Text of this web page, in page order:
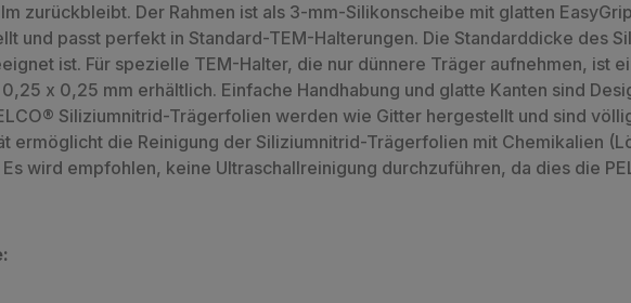
zurückbleibt. Der Rahmen ist als 3-mm-Silikonscheibe mit glatten
und passt perfekt in Standard-TEM-Halterungen. Die Standarddicke des
ist. Für spezielle TEM-Halter, die nur dünnere Träger aufnehmen, ist
x 0,25 mm erhältlich. Einfache Handhabung und glatte Kanten sind
Siliziumnitrid-Trägerfolien werden wie Gitter hergestellt und sind
ermöglicht die Reinigung der Siliziumnitrid-Trägerfolien mit Chemikalien
Es wird empfohlen, keine Ultraschallreinigung durchzuführen, da dies die